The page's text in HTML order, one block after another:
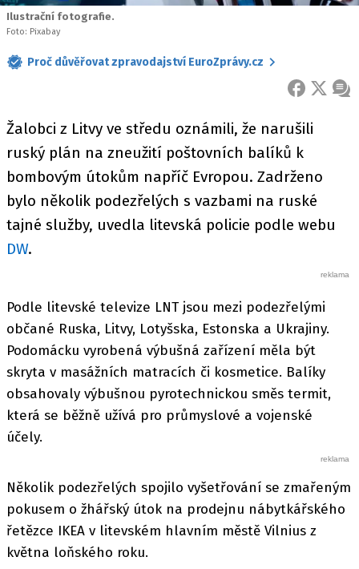
Ilustrační fotografie.
Foto: Pixabay
Proč důvěřovat zpravodajství EuroZprávy.cz
FACEBOOK
X
Žalobci z Litvy ve středu oznámili, že narušili
ruský plán na zneužití poštovních balíků k
bombovým útokům napříč Evropou. Zadrženo
bylo několik podezřelých s vazbami na ruské
tajné služby, uvedla litevská policie podle webu
DW.
Podle litevské televize LNT jsou mezi podezřelými
občané Ruska, Litvy, Lotyšska, Estonska a Ukrajiny.
Podomácku vyrobená výbušná zařízení měla být
skryta v masážních matracích či kosmetice. Balíky
obsahovaly výbušnou pyrotechnickou směs termit,
která se běžně užívá pro průmyslové a vojenské
účely.
Několik podezřelých spojilo vyšetřování se zmařeným
pokusem o žhářský útok na prodejnu nábytkářského
řetězce IKEA v litevském hlavním městě Vilnius z
května loňského roku.